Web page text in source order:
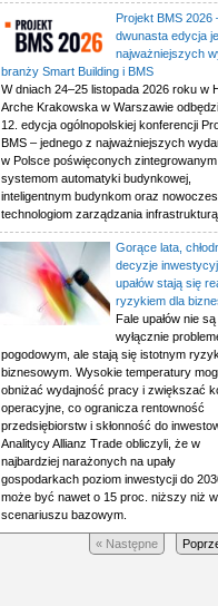
Projekt BMS 2026
dwunasta edycja
najważniejszych
branży Smart Building i BMS
W dniach 24–25 listopada 2026 roku w
Arche Krakowska w Warszawie
12. edycja ogólnopolskiej konferencji
BMS – jednego z najważniejszych
w Polsce poświęconych zintegrowanym
systemom automatyki budynkowej,
inteligentnym budynkom oraz
technologiom zarządzania infrastrukturą.
Gorące lata,
decyzje
upałów stają się
ryzykiem dla
Fale upałów nie są
wyłącznie
pogodowym, ale stają się istotnym
biznesowym. Wysokie temperatury
obniżać wydajność pracy i zwiększać
operacyjne, co ogranicza rentowność
przedsiębiorstw i skłonność do
Analitycy Allianz Trade obliczyli, że w
najbardziej narażonych na upały
gospodarkach poziom inwestycji do
może być nawet o 15 proc. niższy niż w
scenariuszu bazowym.
« Następne